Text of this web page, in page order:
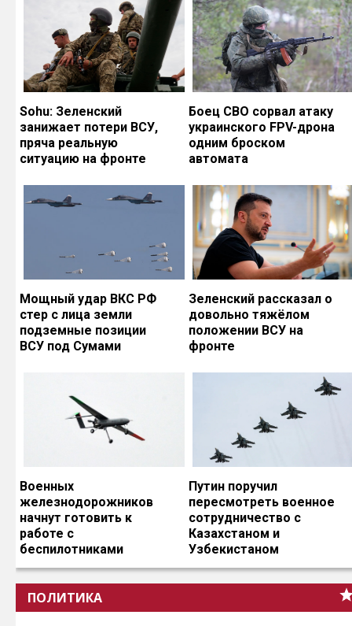
Sohu: Зеленский
занижает потери ВСУ,
пряча реальную
ситуацию на фронте
Боец СВО сорвал атаку
украинского FPV-дрона
одним броском
автомата
Мощный удар ВКС РФ
стер с лица земли
подземные позиции
ВСУ под Сумами
Зеленский рассказал о
довольно тяжёлом
положении ВСУ на
фронте
Военных
железнодорожников
начнут готовить к
работе с
беспилотниками
Путин поручил
пересмотреть военное
сотрудничество с
Казахстаном и
Узбекистаном
ПОЛИТИКА